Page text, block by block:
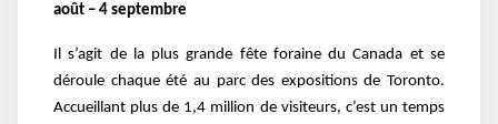
août – 4 septembre
Il s’agit de la plus grande fête foraine du Canada et se
déroule chaque été au parc des expositions de Toronto.
Accueillant plus de 1,4 million de visiteurs, c’est un temps